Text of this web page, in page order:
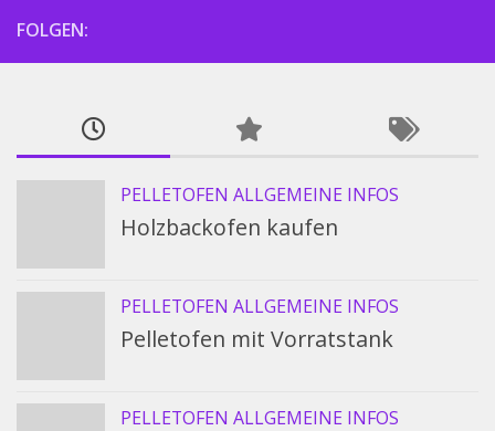
FOLGEN:
PELLETOFEN ALLGEMEINE INFOS
Holzbackofen kaufen
PELLETOFEN ALLGEMEINE INFOS
Pelletofen mit Vorratstank
PELLETOFEN ALLGEMEINE INFOS